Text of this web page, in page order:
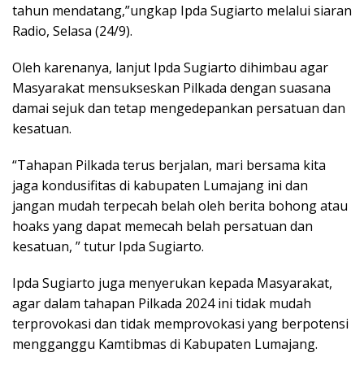
tahun mendatang,”ungkap Ipda Sugiarto melalui siaran
Radio, Selasa (24/9).
Oleh karenanya, lanjut Ipda Sugiarto dihimbau agar
Masyarakat mensukseskan Pilkada dengan suasana
damai sejuk dan tetap mengedepankan persatuan dan
kesatuan.
“Tahapan Pilkada terus berjalan, mari bersama kita
jaga kondusifitas di kabupaten Lumajang ini dan
jangan mudah terpecah belah oleh berita bohong atau
hoaks yang dapat memecah belah persatuan dan
kesatuan, ” tutur Ipda Sugiarto.
Ipda Sugiarto juga menyerukan kepada Masyarakat,
agar dalam tahapan Pilkada 2024 ini tidak mudah
terprovokasi dan tidak memprovokasi yang berpotensi
mengganggu Kamtibmas di Kabupaten Lumajang.